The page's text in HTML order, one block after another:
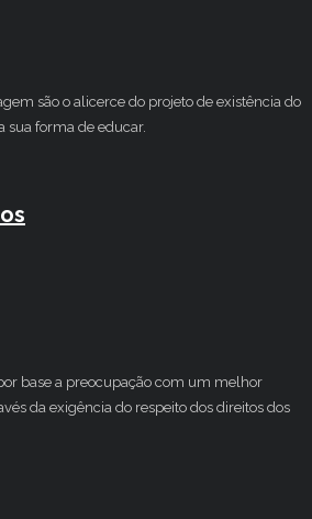
são o alicerce do projeto de existência do
sua forma de educar.
base a preocupação com um melhor
da exigência do respeito dos direitos dos